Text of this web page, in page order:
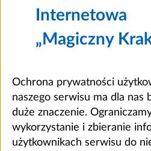
Internetowa
„Magiczny
Ochrona prywatności
naszego serwisu ma dla nas
duże znaczenie.
wykorzystanie i zbieranie
użytkownikach serwisu do